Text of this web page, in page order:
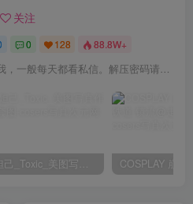
关注
0 128 88.8W+
有问题请私信我，一般每天都看私信。解压密码请一律以下载按钮旁边的为准！
妲己_Toxic_美图写真作品套图